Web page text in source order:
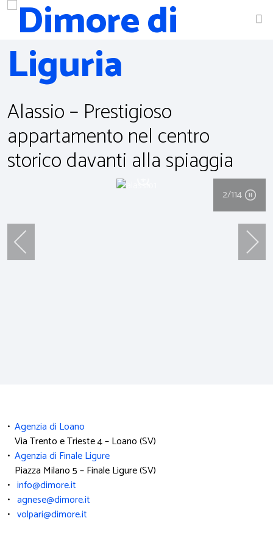
Alassio – Prestigioso
appartamento nel centro
storico davanti alla spiaggia
2/114
• Agenzia di Loano
Via Trento e Trieste 4 – Loano (SV)
• Agenzia di Finale Ligure
Piazza Milano 5 – Finale Ligure (SV)
• info@dimore.it
• agnese@dimore.it
• volpari@dimore.it